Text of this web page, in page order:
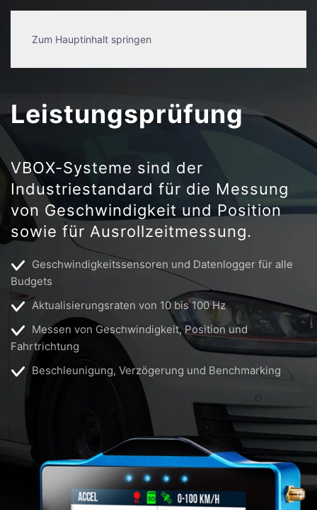
Zum Hauptinhalt springen
Leistungsprüfung
VBOX-Systeme sind der
Industriestandard für die Messung
von Geschwindigkeit und Position
sowie für Ausrollzeitmessung.
Geschwindigkeitssensoren und Datenlogger für alle
Budgets
Aktualisierungsraten von 10 bis 100 Hz
Messen von Geschwindigkeit, Position und
Fahrtrichtung
Beschleunigung, Verzögerung und Benchmarking